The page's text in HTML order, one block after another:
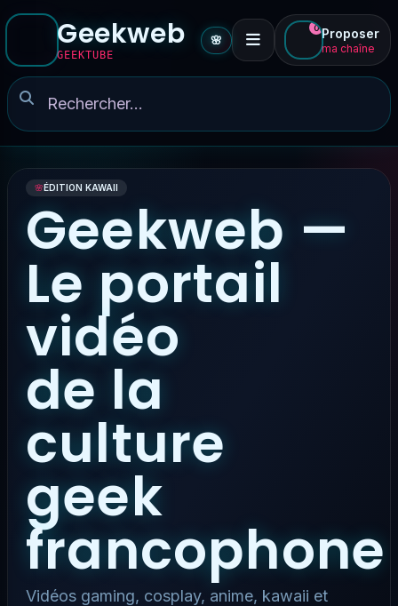
Geekweb
GEEKTUBE
🌸
0 Proposer
ma chaîne
🌸ÉDITION KAWAII
Geekweb —
Le portail
vidéo
de la
culture
geek
francophone
Vidéos gaming, cosplay, anime, kawaii et